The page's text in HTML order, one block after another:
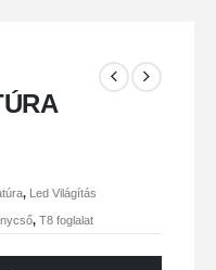
, Led Világítás
, T8 foglalat